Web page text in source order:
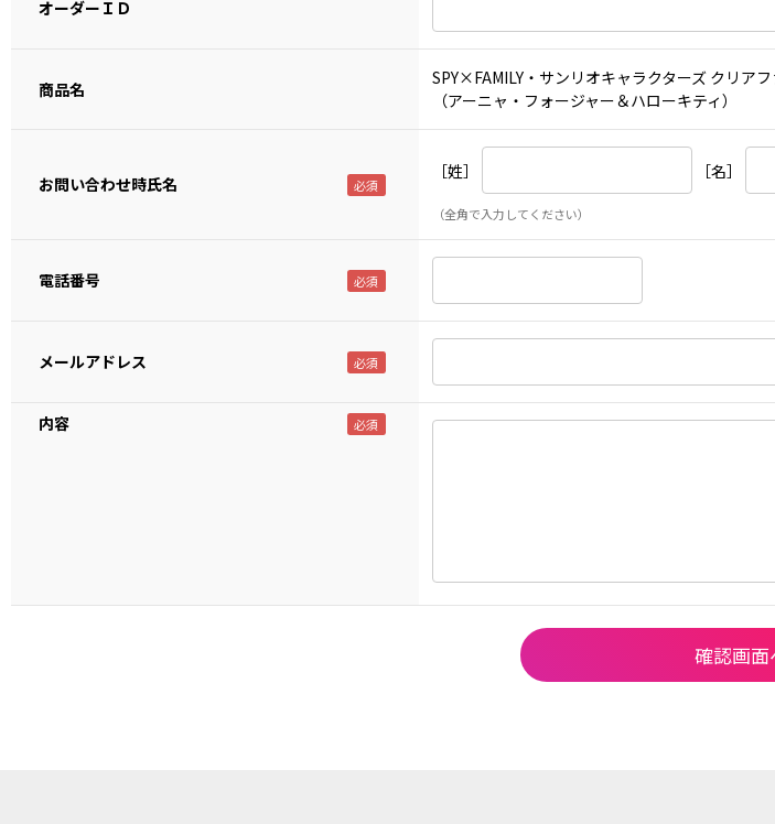
オーダーＩＤ
商品名
SPY×FAMILY・サンリオキャラクターズ クリア
（アーニャ・フォージャー＆ハローキティ）
お問い合わせ時氏名
［姓］ ［名］
（全角で入力してください）
電話番号
メールアドレス
内容